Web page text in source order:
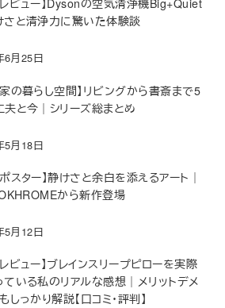
レビュー】Dysonの空気清浄機Big+Quiet
さと清浄力に驚いた体験談
6月25日
家の暮らし空間】リビングから書斎まで5
夫と今｜シリーズ総まとめ
5月18日
スター】静けさと余白を添えるアート｜
から新作登場
5月12日
ビュー】ブレインスリープピローを実際
ている私のリアルな感想｜メリットデメ
しっかり解説【口コミ・評判】